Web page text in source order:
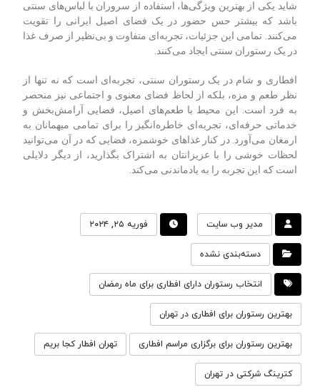
شاید یکی از بهترین ویژگی‌ها، استفاده از سروران با لباس‌های سنتی
باشد که بیشتر حس حضور در یک فضای اصیل ایرانی را تقویت
می‌کنند. تمامی این جزئیات، تجربه‌ای متفاوت و بی‌نظیر از صرف غذا
در یک رستوران سنتی ایجاد می‌کنند
افطاری و شام در یک رستوران سنتی، تجربه‌ای است که نه تنها از
نظر طعم و مزه، بلکه از لحاظ فضای معنوی و اجتماعی نیز منحصر
به فرد است. این محیط با طعم‌های اصیل، فضایی آرامش‌بخش و
خدماتی حرفه‌ای، تجربه‌ای خاطره‌انگیز را برای تمامی میهمانان به
ارمغان می‌آورد. در کنار غذاهای خوشمزه، فضایی که در آن می‌توانید
لحظات خوشی را با عزیزانتان به اشتراک بگذارید، از دیگر دلایلی
است که این تجربه را به یادماندنی می‌کند
مدیر وب سایت فوریه ۲۵, ۲۰۲۴
دسته‌بندی نشده
انتخاب رستوران دارای افطاری برای ماه رمضان
بهترین رستوران برای افطاری در تهران
بهترین رستوران برای برگزاری مراسم افطاری تهران افطار کجا بریم
کترینگ شرکتی در تهران